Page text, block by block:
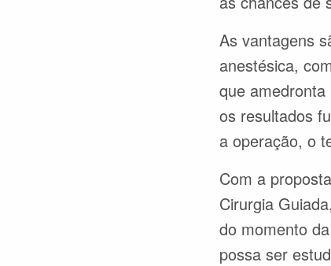
As vantagens
anestésica,
que
os resultados
a operação, o
Com a
Cirurgia
do momento
possa ser